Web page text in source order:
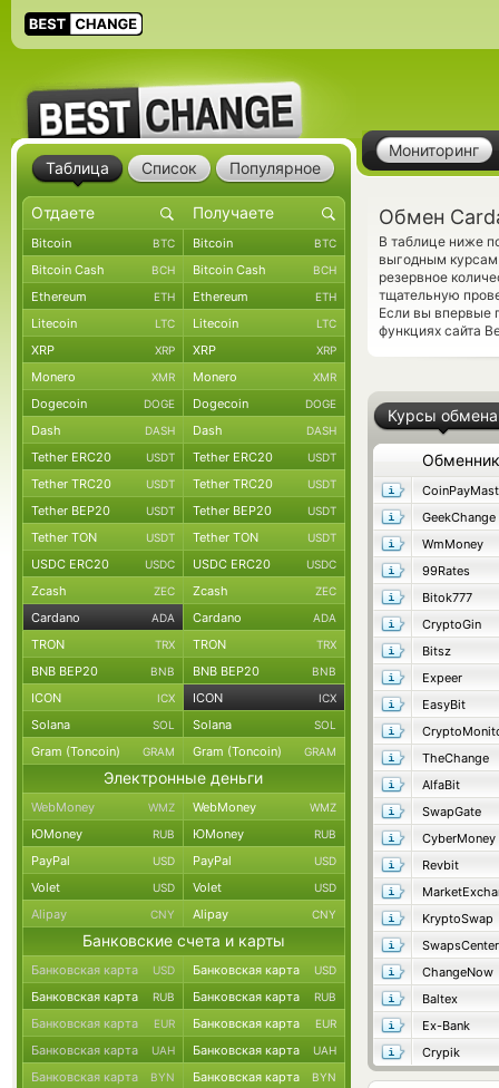
Мониторинг
Обмен
В таблице ниже
выгодным курсам
резервное
тщательную
Если вы впервые
функциях сайта
Курсы обмена
Обменник
GeekChange
WmMoney
99Rates
Bitok777
CryptoGin
Bitsz
Expeer
EasyBit
TheChange
AlfaBit
SwapGate
CyberMoney
Revbit
KryptoSwap
SwapsCenter
ChangeNow
Baltex
Ex-Bank
Crypik
Таблица Список Популярное
Bitcoin BTC Bitcoin BTC
Bitcoin Cash BCH Bitcoin Cash BCH
Ethereum ETH Ethereum ETH
Litecoin LTC Litecoin LTC
XRP XRP XRP XRP
Monero XMR Monero XMR
Dogecoin DOGE Dogecoin DOGE
Dash DASH Dash DASH
Tether ERC20 USDT Tether ERC20 USDT
Tether TRC20 USDT Tether TRC20 USDT
Tether BEP20 USDT Tether BEP20 USDT
Tether TON USDT Tether TON USDT
USDC ERC20 USDC USDC ERC20 USDC
Zcash ZEC Zcash ZEC
Cardano ADA Cardano ADA
TRON TRX TRON TRX
BNB BEP20 BNB BNB BEP20 BNB
ICON ICX ICON ICX
Solana SOL Solana SOL
Gram (Toncoin) GRAM Gram (Toncoin) GRAM
Электронные деньги
WebMoney WMZ WebMoney WMZ
ЮMoney RUB ЮMoney RUB
PayPal USD PayPal USD
Volet USD Volet USD
Alipay CNY Alipay CNY
Банковские счета и карты
Банковская карта USD Банковская карта USD
Банковская карта RUB Банковская карта RUB
Банковская карта EUR Банковская карта EUR
Банковская карта UAH Банковская карта UAH
Банковская карта BYN Банковская карта BYN